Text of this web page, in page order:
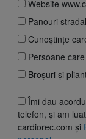
Website
Panouri
Cunoștințe
Persoane
Broșuri și
Îmi dau
telefon, și am
cardiorec.com și